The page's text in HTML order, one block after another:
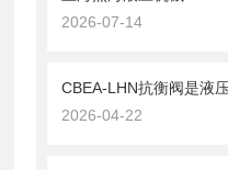
2026-07-14
CBEA-LHN抗衡阀是液
2026-04-22